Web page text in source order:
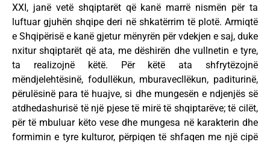
XXI, janë vetë shqiptarët që kanë marrë nismën për ta
luftuar gjuhën shqipe deri në shkatërrim të plotë. Armiqtë
e Shqipërisë e kanë gjetur mënyrën për vdekjen e saj, duke
nxitur shqiptarët që ata, me dëshirën dhe vullnetin e tyre,
ta realizojnë këtë. Për këtë ata shfrytëzojnë
mëndjelehtësinë, fodullëkun, mburavecllëkun, paditurinë,
përulësinë para të huajve, si dhe mungesën e ndjenjës së
atdhedashurisë të një pjese të mirë të shqiptarëve; të cilët,
për të mbuluar këto vese dhe mungesa në karakterin dhe
formimin e tyre kulturor, përpiqen të shfaqen me një cipë